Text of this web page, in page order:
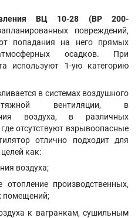
ВЦ 10-28 (ВР 200-
повреждений,
попадания на него прямых
осадков. При
используют 1-ую категорию
в системах воздушного
вентиляции, в
воздуха, в различных
отсутствуют взрывоопасные
отлично подходит для
как:
воздуха;
производственных,
помещений;
к вагранкам, сушильным